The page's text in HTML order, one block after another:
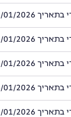
2026 הוא 0.3435
2026 הוא 0.3435
2026 הוא 0.3428
2026 הוא 0.3422
2026 הוא 0.3429